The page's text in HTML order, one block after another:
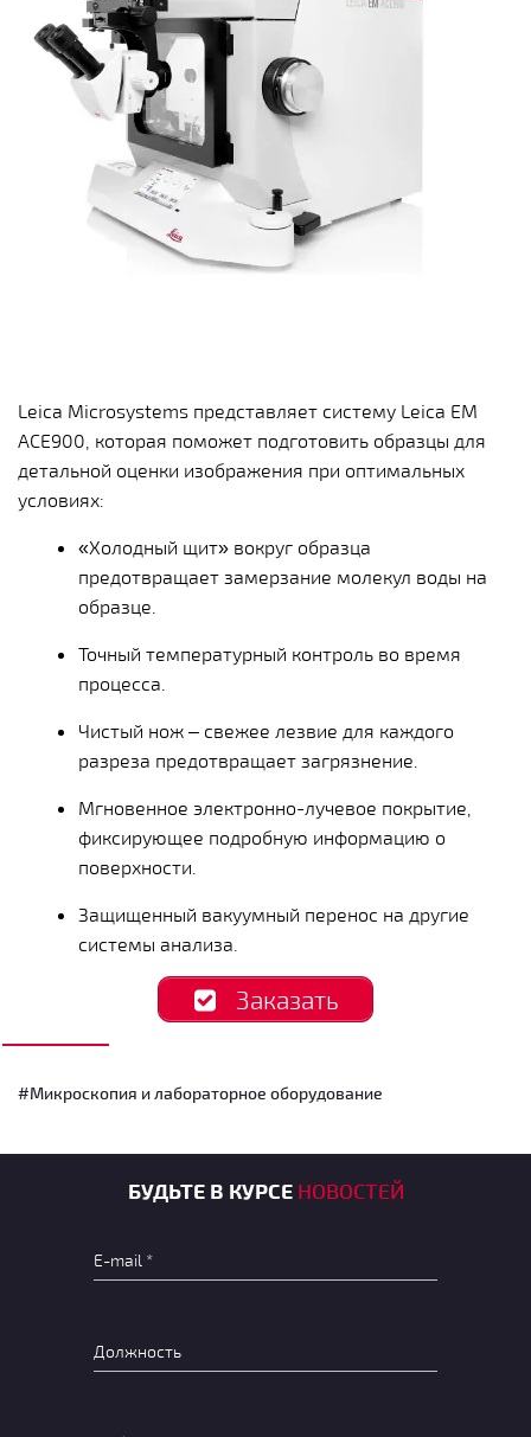
Leica Microsystems представляет систему Leica EM
ACE900, которая поможет подготовить образцы для
детальной оценки изображения при оптимальных
условиях:
«Холодный щит» вокруг образца
предотвращает замерзание молекул воды на
образце.
Точный температурный контроль во время
процесса.
Чистый нож – свежее лезвие для каждого
разреза предотвращает загрязнение.
Мгновенное электронно-лучевое покрытие,
фиксирующее подробную информацию о
поверхности.
Защищенный вакуумный перенос на другие
системы анализа.
Заказать
#Микроскопия и лабораторное оборудование
БУДЬТЕ В КУРСЕ НОВОСТЕЙ